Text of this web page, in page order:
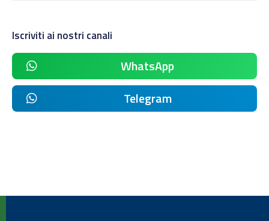
Iscriviti ai nostri canali
WhatsApp
Telegram